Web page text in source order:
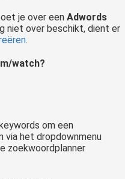
je over een Adwords
niet over beschikt, dient er
.
watch?
om een
via het dropdownmenu
zoekwoordplanner